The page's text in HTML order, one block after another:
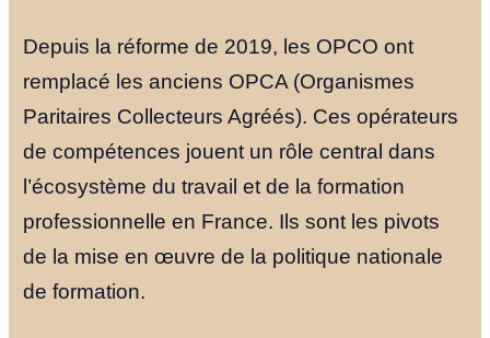
Depuis la réforme de 2019, les OPCO ont
remplacé les anciens OPCA (Organismes
Paritaires Collecteurs Agréés). Ces opérateurs
de compétences jouent un rôle central dans
l’écosystème du travail et de la formation
professionnelle en France. Ils sont les pivots
de la mise en œuvre de la politique nationale
de formation.